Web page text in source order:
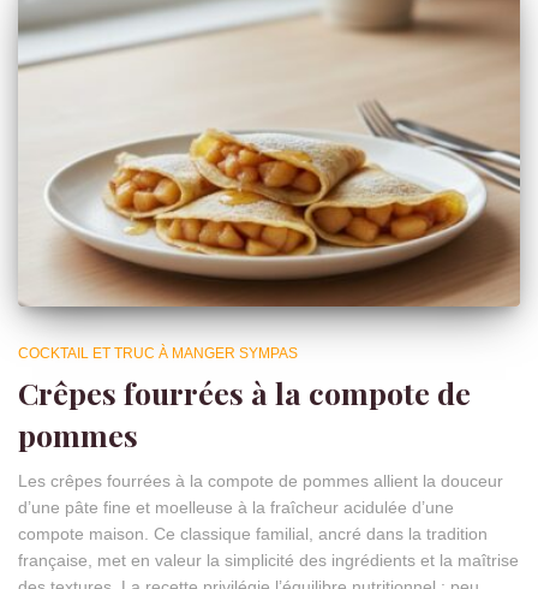
COCKTAIL ET TRUC À MANGER SYMPAS
Crêpes fourrées à la compote de
pommes
Les crêpes fourrées à la compote de pommes allient la douceur
d’une pâte fine et moelleuse à la fraîcheur acidulée d’une
compote maison. Ce classique familial, ancré dans la tradition
française, met en valeur la simplicité des ingrédients et la maîtrise